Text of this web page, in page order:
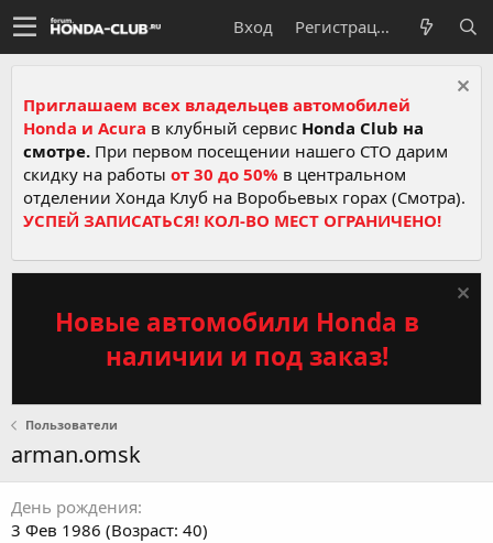
Вход Регистрация
Приглашаем всех владельцев автомобилей
Honda и Acura в клубный сервис Honda Club на
смотре. При первом посещении нашего СТО дарим
скидку на работы от 30 до 50% в центральном
отделении Хонда Клуб на Воробьевых горах (Смотра).
УСПЕЙ ЗАПИСАТЬСЯ! КОЛ-ВО МЕСТ ОГРАНИЧЕНО!
Новые автомобили Honda в
наличии и под заказ!
Пользователи
arman.omsk
День рождения
3 Фев 1986 (Возраст: 40)